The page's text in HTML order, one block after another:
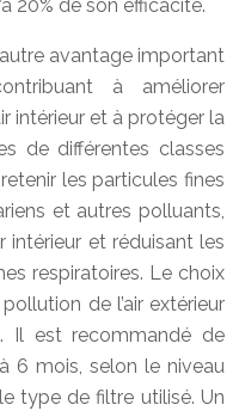
20% de son efficacité.
avantage important
à améliorer
intérieur et à protéger la
de différentes classes
les particules fines
et autres polluants,
intérieur et réduisant les
respiratoires. Le choix
de l’air extérieur
Il est recommandé de
6 mois, selon le niveau
type de filtre utilisé. Un